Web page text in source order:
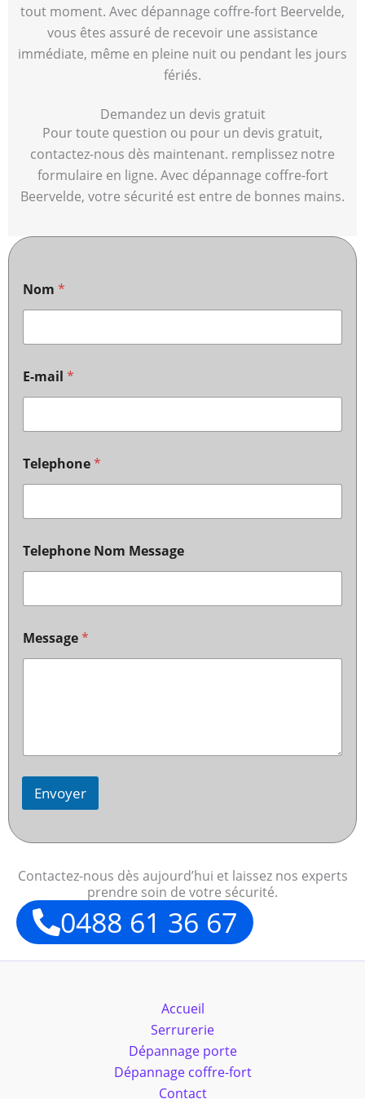
tout moment. Avec dépannage coffre-fort Beervelde,
vous êtes assuré de recevoir une assistance
immédiate, même en pleine nuit ou pendant les jours
fériés.
Demandez un devis gratuit
Pour toute question ou pour un devis gratuit,
contactez-nous dès maintenant. remplissez notre
formulaire en ligne. Avec dépannage coffre-fort
Beervelde, votre sécurité est entre de bonnes mains.
Nom *
E-mail *
Telephone*
Telephone Nom Message
Message*
Envoyer
Contactez-nous dès aujourd’hui et laissez nos experts
prendre soin de votre sécurité.
0488 61 36 67
Accueil
Serrurerie
Dépannage porte
Dépannage coffre-fort
Contact